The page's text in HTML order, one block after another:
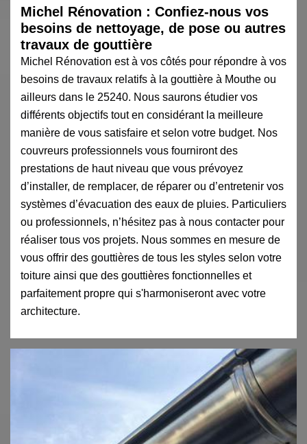
Michel Rénovation : Confiez-nous vos
besoins de nettoyage, de pose ou autres
travaux de gouttière
Michel Rénovation est à vos côtés pour répondre à vos
besoins de travaux relatifs à la gouttière à Mouthe ou
ailleurs dans le 25240. Nous saurons étudier vos
différents objectifs tout en considérant la meilleure
manière de vous satisfaire et selon votre budget. Nos
couvreurs professionnels vous fourniront des
prestations de haut niveau que vous prévoyez
d’installer, de remplacer, de réparer ou d’entretenir vos
systèmes d’évacuation des eaux de pluies. Particuliers
ou professionnels, n’hésitez pas à nous contacter pour
réaliser tous vos projets. Nous sommes en mesure de
vous offrir des gouttières de tous les styles selon votre
toiture ainsi que des gouttières fonctionnelles et
parfaitement propre qui s'harmoniseront avec votre
architecture.